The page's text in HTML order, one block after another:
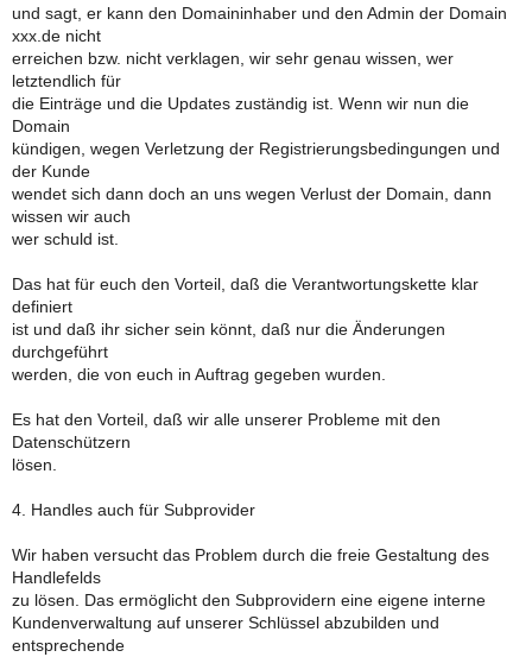
und sagt, er kann den Domaininhaber und den Admin der Domain
xxx.de nicht
erreichen bzw. nicht verklagen, wir sehr genau wissen, wer
letztendlich für
die Einträge und die Updates zuständig ist. Wenn wir nun die
Domain
kündigen, wegen Verletzung der Registrierungsbedingungen und
der Kunde
wendet sich dann doch an uns wegen Verlust der Domain, dann
wissen wir auch
wer schuld ist.
Das hat für euch den Vorteil, daß die Verantwortungskette klar
definiert
ist und daß ihr sicher sein könnt, daß nur die Änderungen
durchgeführt
werden, die von euch in Auftrag gegeben wurden.
Es hat den Vorteil, daß wir alle unserer Probleme mit den
Datenschützern
lösen.
4. Handles auch für Subprovider
Wir haben versucht das Problem durch die freie Gestaltung des
Handlefelds
zu lösen. Das ermöglicht den Subprovidern eine eigene interne
Kundenverwaltung auf unserer Schlüssel abzubilden und
entsprechende